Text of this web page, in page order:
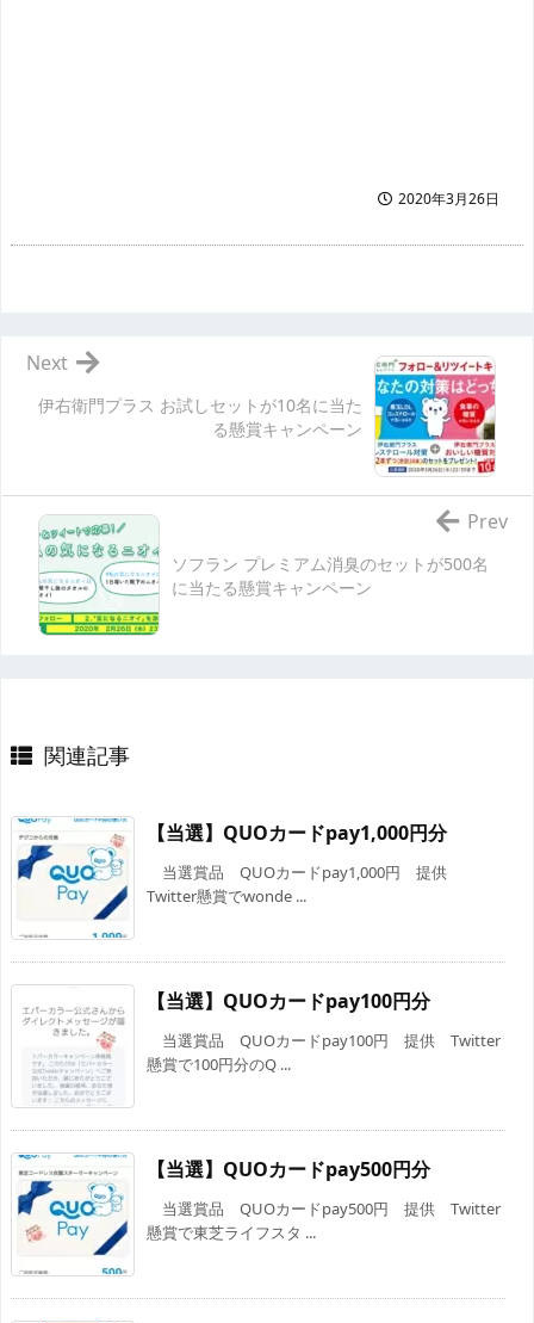
2020年3月26日
伊右衛門プラス お試しセットが10名に当た
る懸賞キャンペーン
Next
ソフラン プレミアム消臭のセットが500名
に当たる懸賞キャンペーン
Prev
関連記事
【当選】QUOカードpay1,000円分
当選賞品 QUOカードpay1,000円 提供
Twitter懸賞でwonde ...
【当選】QUOカードpay100円分
当選賞品 QUOカードpay100円 提供 Twitter
懸賞で100円分のQ ...
【当選】QUOカードpay500円分
当選賞品 QUOカードpay500円 提供 Twitter
懸賞で東芝ライフスタ ...